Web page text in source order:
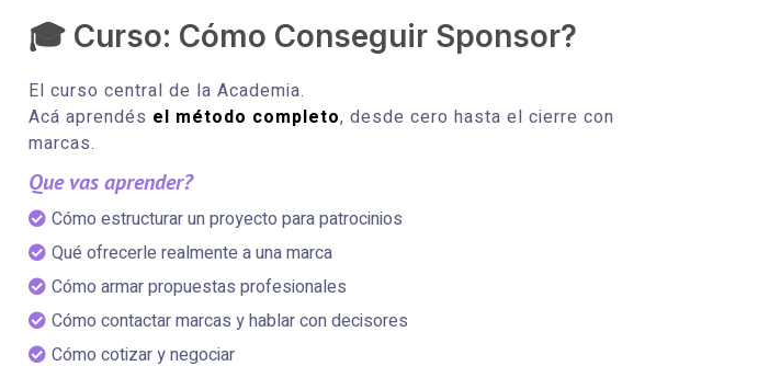
🎓 Curso: Cómo Conseguir Sponsor?
El curso central de la Academia.
Acá aprendés el método completo, desde cero hasta el cierre con
marcas.
Que vas aprender?
Cómo estructurar un proyecto para patrocinios
Qué ofrecerle realmente a una marca
Cómo armar propuestas profesionales
Cómo contactar marcas y hablar con decisores
Cómo cotizar y negociar